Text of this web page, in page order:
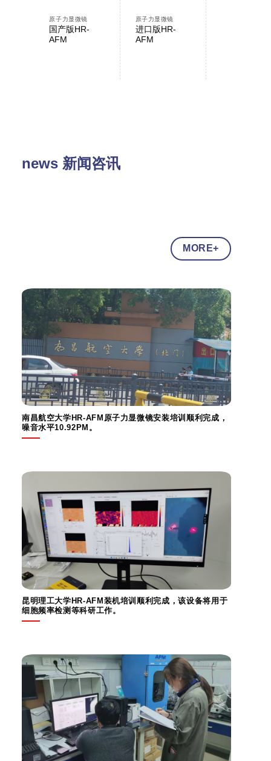
原子力显微镜
国产版HR-
AFM
原子力显微镜
进口版HR-
AFM
news 新闻咨讯
MORE+
南昌航空大学HR-AFM原子力显微镜安装培训顺利完成，
噪音水平10.92PM。
昆明理工大学HR-AFM装机培训顺利完成，该设备将用于
细胞频率检测等科研工作。